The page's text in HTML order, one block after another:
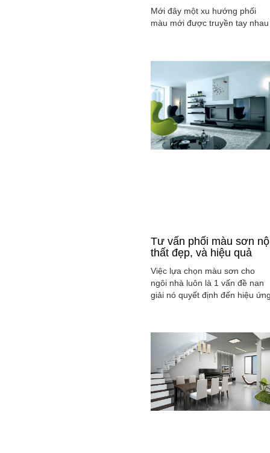
Mới đây một xu hướng phối
màu mới được truyền tay nhau
Ombre, cách phối màu sắc tinh
tế sao cho màu sắc chuyển
từ tông nhạt sang đậm, từ
sang tối hay ngược lại. Cùng
tìm hiểu phong các này qua
việc ...
Tư vấn phối màu sơn
thất đẹp, và hiệu quả
Việc lựa chọn màu sơn cho
ngôi nhà luôn là 1 vấn đề nan
giải nó quyết định đến hiệu
của gia đình bạn.